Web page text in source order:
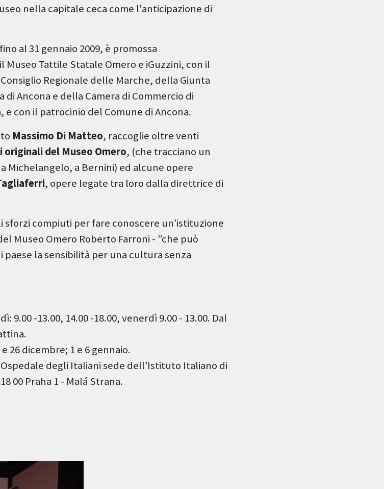
nella capitale ceca come l'anticipazione di
al 31 gennaio 2009, è promossa
Museo Tattile Statale Omero e iGuzzini, con il
Regionale delle Marche, della Giunta
Ancona e della Camera di Commercio di
e con il patrocinio del Comune di Ancona.
Massimo Di Matteo, raccoglie oltre venti
del Museo Omero, (che tracciano un
Michelangelo, a Bernini) ed alcune opere
, opere legate tra loro dalla direttrice di
sforzi compiuti per fare conoscere un’istituzione
Museo Omero Roberto Farroni - "che può
la sensibilità per una cultura senza
9.00 -13.00, 14.00 -18.00, venerdì 9.00 - 13.00. Dal
26 dicembre; 1 e 6 gennaio.
degli Italiani sede dell’Istituto Italiano di
00 Praha 1 - Malá Strana.